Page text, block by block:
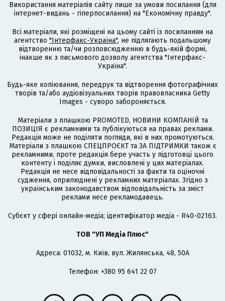
Використання матеріалів сайту лише за умови посилання (для
інтернет-видань - гіперпосилання) на "Економічну правду".
Всі матеріали, які розміщені на цьому сайті із посиланням на
агентство "Інтерфакс-Україна", не підлягають подальшому
відтворенню та/чи розповсюдженню в будь-якій формі,
інакше як з письмового дозволу агентства "Інтерфакс-
Україна".
Будь-яке копіювання, передрук та відтворення фотографічних
творів та/або аудіовізуальних творів правовласника Getty
Images - суворо забороняється.
Матеріали з плашкою PROMOTED, НОВИНИ КОМПАНІЙ та
ПОЗИЦІЯ є рекламними та публікуються на правах реклами.
Редакція може не поділяти погляди, які в них промотуються.
Матеріали з плашкою СПЕЦПРОЄКТ та ЗА ПІДТРИМКИ також є
рекламними, проте редакція бере участь у підготовці цього
контенту і поділяє думки, висловлені у цих матеріалах.
Редакція не несе відповідальності за факти та оціночні
судження, оприлюднені у рекламних матеріалах. Згідно з
українським законодавством відповідальність за зміст
реклами несе рекламодавець.
Cубєкт у сфері онлайн-медіа; ідентифікатор медіа - R40-02163.
ТОВ "УП Медіа Плюс"
Адреса: 01032, м. Київ, вул. Жилянська, 48, 50А
Телефон: +380 95 641 22 07